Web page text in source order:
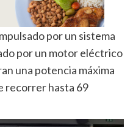
por un sistema
por un motor eléctrico
una potencia máxima
recorrer hasta 69